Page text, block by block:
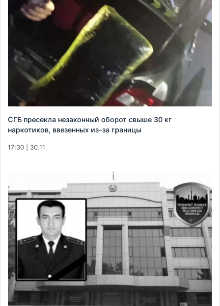
СГБ пресекла незаконный оборот свыше 30 кг
наркотиков, ввезенных из-за границы
17:30 | 30.11